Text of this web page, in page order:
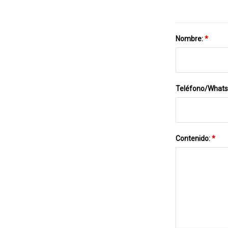
Nombre:*
Teléfono/
Contenido:*